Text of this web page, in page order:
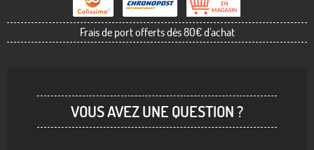
Frais de port offerts dès 80€ d'achat
VOUS AVEZ UNE QUESTION ?